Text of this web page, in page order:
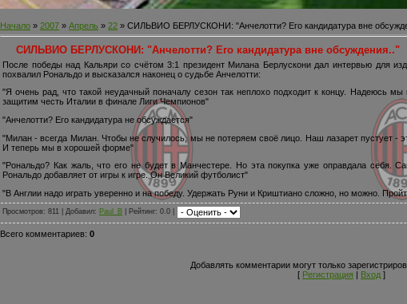
Начало » 2007 » Апрель » 22 » СИЛЬВИО БЕРЛУСКОНИ: "Анчелотти? Его кандидатура вне
СИЛЬВИО БЕРЛУСКОНИ: "Анчелотти? Его кандидатура вне обсуждения.."
После победы над Кальяри со счётом 3:1 президент Милана Берлускони дал интервью для
похвалил Рональдо и высказался наконец о судьбе Анчелотти:
"Я очень рад, что такой неудачный поначалу сезон так неплохо подходит к концу. Надеюсь
защитим честь Италии в финале Лиги Чемпионов"
"Анчелотти? Его кандидатура не обсуждается"
"Милан - всегда Милан. Чтобы не случилось, мы не потеряем своё лицо. Наш лазарет пустует -
И теперь мы в хорошей форме"
"Рональдо? Как жаль, что его не будет в Манчестере. Но эта покупка уже оправдала себя.
Рональдо добавляет от игры к игре. Он Великий футболист"
"В Англии надо играть уверенно и на победу. Удержать Руни и Криштиано сложно, но можно.
Просмотров: 811 | Добавил: Paul_B | Рейтинг: 0.0 |
Всего комментариев: 0
Добавлять комментарии могут только
[ Регистрация | Вход ]